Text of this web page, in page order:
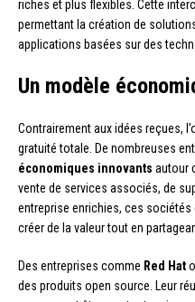
riches et plus flexibles. Cette
permettant la création de
applications basées sur des
Un modèle
Contrairement aux idées reçues,
gratuité totale. De nombreuses
économiques innovants autour
vente de services associés, de
entreprise enrichies, ces sociétés
créer de la valeur tout en
Des entreprises comme Red Hat
des produits open source. Leur